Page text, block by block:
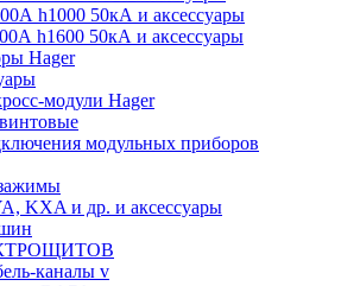
h1000 50кА и аксессуары
h1600 50кА и аксессуары
Hager
модули Hager
модульных приборов
KXA и др. и аксессуары
каналы v